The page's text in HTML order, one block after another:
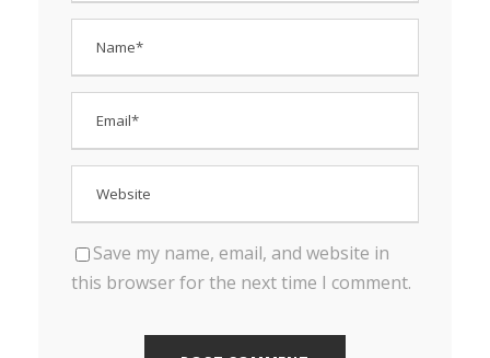
Save my name, email, and website in
this browser for the next time I comment.